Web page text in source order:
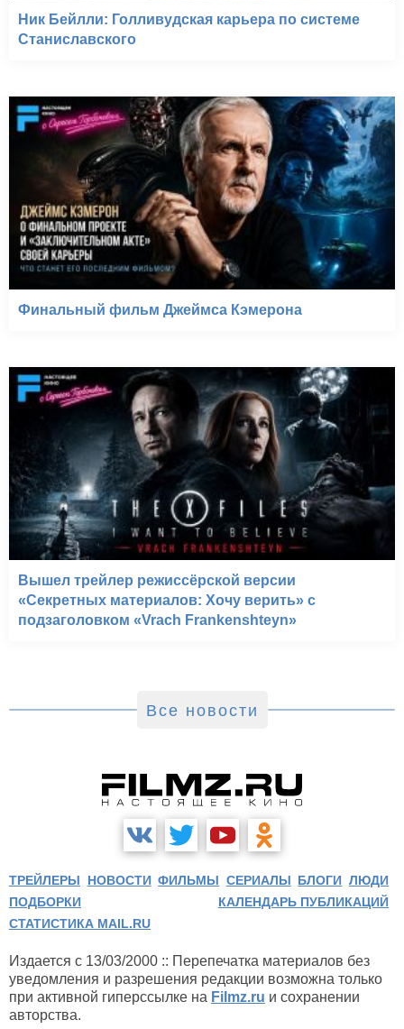
Ник Бейлли: Голливудская карьера по системе
Станиславского
Финальный фильм Джеймса Кэмерона
Вышел трейлер режиссёрской версии
«Секретных материалов: Хочу верить» с
подзаголовком «Vrach Frankenshteyn»
Все новости
ТРЕЙЛЕРЫ НОВОСТИ ФИЛЬМЫ СЕРИАЛЫ БЛОГИ ЛЮДИ
ПОДБОРКИ
КАЛЕНДАРЬ ПУБЛИКАЦИЙ
СТАТИСТИКА MAIL.RU
Издается с 13/03/2000 :: Перепечатка материалов без
уведомления и разрешения редакции возможна только
при активной гиперссылке на Filmz.ru и сохранении
авторства.